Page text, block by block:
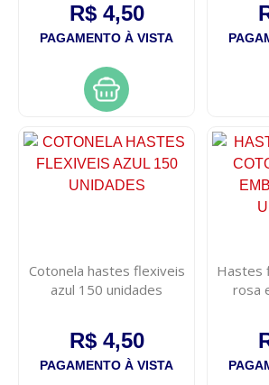
R$ 4,50
PAGAMENTO À VISTA
Cotonela hastes flexiveis
azul 150 unidades
R$ 4,50
PAGAMENTO À VISTA
Hastes
rosa